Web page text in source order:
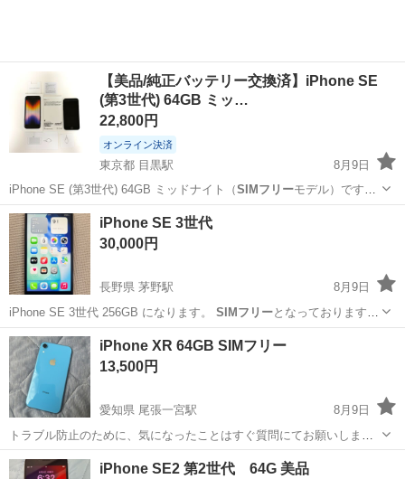
【美品/純正バッテリー交換済】iPhone SE
(第3世代) 64GB ミッ…
22,800円
オンライン決済
東京都 目黒駅
8月9日
iPhone SE (第3世代) 64GB ミッドナイト（SIMフリーモデル）です。
買い替えに伴い出品いたします。 購入時よりケース・保護シートを装
着していたため、画面・背面ともに目立つ傷はなく全体的に大変綺麗
な状...
東京 目黒区 その他
iPhone SE 3世代
30,000円
長野県 茅野駅
8月9日
iPhone SE 3世代 256GB になります。 SIMフリーとなっております。
7月末に画面不具合があり、茅野市 オギノのアイサポで修理を行いま
した。データ引き継ぎを行ったためこちらのiPhoneが不要になりまし
た。...
長野 茅野市
iPhone XR 64GB SIMフリー
13,500円
愛知県 尾張一宮駅
8月9日
トラブル防止のために、気になったことはすぐ質問にてお願いしま
す。 商品説明、画像などしっかり見てからのご購入を推奨いたしま
す。 お値下げは、相場以下の要求はほぼ通らないと思ってください。
愛知 一宮市 au
iPhone SE2 第2世代 64G 美品